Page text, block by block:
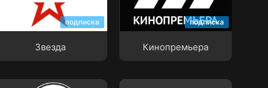
подписка
Звезда
подписка
Кинопремьера
Кинопремьера